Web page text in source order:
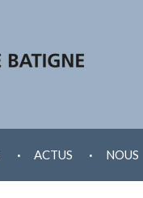
. ACTUS . NOUS